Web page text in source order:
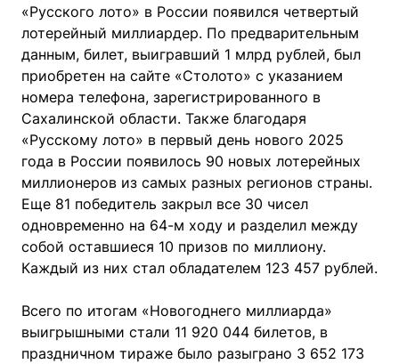
«Русского лото» в России появился четвертый
лотерейный миллиардер. По предварительным
данным, билет, выигравший 1 млрд рублей, был
приобретен на сайте «Столото» с указанием
номера телефона, зарегистрированного в
Сахалинской области. Также благодаря
«Русскому лото» в первый день нового 2025
года в России появилось 90 новых лотерейных
миллионеров из самых разных регионов страны.
Еще 81 победитель закрыл все 30 чисел
одновременно на 64-м ходу и разделил между
собой оставшиеся 10 призов по миллиону.
Каждый из них стал обладателем 123 457 рублей.
Всего по итогам «Новогоднего миллиарда»
выигрышными стали 11 920 044 билетов, в
праздничном тираже было разыграно 3 652 173